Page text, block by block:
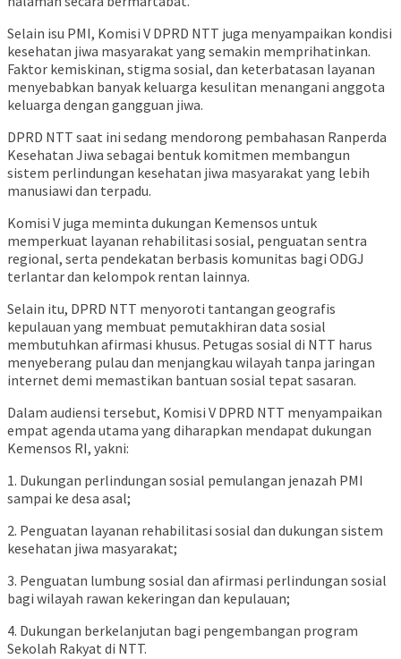
Selain isu PMI, Komisi V DPRD NTT juga menyampaikan kondisi
kesehatan jiwa masyarakat yang semakin memprihatinkan.
Faktor kemiskinan, stigma sosial, dan keterbatasan layanan
menyebabkan banyak keluarga kesulitan menangani anggota
keluarga dengan gangguan jiwa.
DPRD NTT saat ini sedang mendorong pembahasan Ranperda
Kesehatan Jiwa sebagai bentuk komitmen membangun
sistem perlindungan kesehatan jiwa masyarakat yang lebih
manusiawi dan terpadu.
Komisi V juga meminta dukungan Kemensos untuk
memperkuat layanan rehabilitasi sosial, penguatan sentra
regional, serta pendekatan berbasis komunitas bagi ODGJ
terlantar dan kelompok rentan lainnya.
Selain itu, DPRD NTT menyoroti tantangan geografis
kepulauan yang membuat pemutakhiran data sosial
membutuhkan afirmasi khusus. Petugas sosial di NTT harus
menyeberang pulau dan menjangkau wilayah tanpa jaringan
internet demi memastikan bantuan sosial tepat sasaran.
Dalam audiensi tersebut, Komisi V DPRD NTT menyampaikan
empat agenda utama yang diharapkan mendapat dukungan
Kemensos RI, yakni:
1. Dukungan perlindungan sosial pemulangan jenazah PMI
sampai ke desa asal;
2. Penguatan layanan rehabilitasi sosial dan dukungan sistem
kesehatan jiwa masyarakat;
3. Penguatan lumbung sosial dan afirmasi perlindungan sosial
bagi wilayah rawan kekeringan dan kepulauan;
4. Dukungan berkelanjutan bagi pengembangan program
Sekolah Rakyat di NTT.